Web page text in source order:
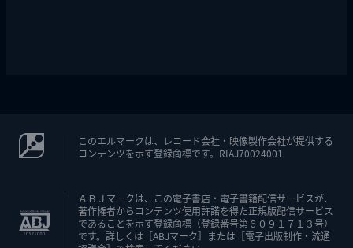
このエルマークは、レコード会社・映像製作会社が提供する
コンテンツを示す登録商標です。RIAJ70024001
ＡＢＪマークは、この電子書店・電子書籍配信サービスが、
著作権者からコンテンツ使用許諾を得た正規版配信サービス
であることを示す登録商標（登録番号第６０９１７１３号）
です。詳しくは［ABJマーク］または［電子出版制作・流通